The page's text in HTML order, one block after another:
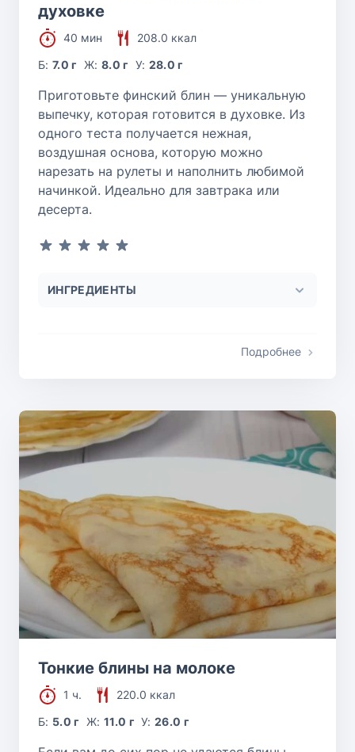
духовке
40 мин
208.0 ккал
Б:7.0 г Ж: 8.0 г У: 28.0 г
Приготовьте финский блин — уникальную
выпечку, которая готовится в духовке. Из
одного теста получается нежная,
воздушная основа, которую можно
нарезать на рулеты и наполнить любимой
начинкой. Идеально для завтрака или
десерта.
ИНГРЕДИЕНТЫ
Подробнее
Тонкие блины на молоке
1 ч.
220.0 ккал
Б: 5.0 г Ж: 11.0 г У:26.0 г